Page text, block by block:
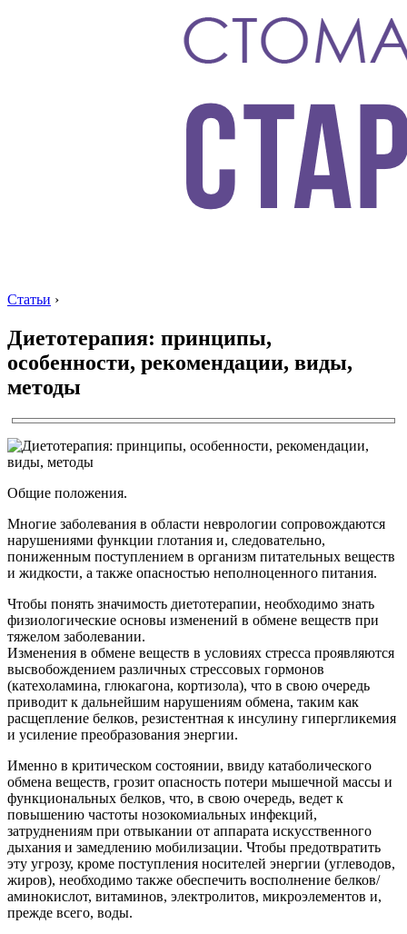
Статьи ›
Диетотерапия: принципы,
особенности, рекомендации, виды,
методы
Общие положения.
Многие заболевания в области неврологии сопровождаются
нарушениями функции глотания и, следовательно,
пониженным поступлением в организм питательных веществ
и жидкости, а также опасностью неполноценного питания.
Чтобы понять значимость диетотерапии, необходимо знать
физиологические основы изменений в обмене веществ при
тяжелом заболевании.
Изменения в обмене веществ в условиях стресса проявляются
высвобождением различных стрессовых гормонов
(катехоламина, глюкагона, кортизола), что в свою очередь
приводит к дальнейшим нарушениям обмена, таким как
расщепление белков, резистентная к инсулину гипергликемия
и усиление преобразования энергии.
Именно в критическом состоянии, ввиду катаболического
обмена веществ, грозит опасность потери мышечной массы и
функциональных белков, что, в свою очередь, ведет к
повышению частоты нозокомиальных инфекций,
затруднениям при отвыкании от аппарата искусственного
дыхания и замедлению мобилизации. Чтобы предотвратить
эту угрозу, кроме поступления носителей энергии (углеводов,
жиров), необходимо также обеспечить восполнение белков/
аминокислот, витаминов, электролитов, микроэлементов и,
прежде всего, воды.